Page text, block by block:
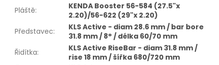
Pláště:
KENDA Booster 56-584 (27.5"x
2.20)/56-622 (29"x 2.20)
Představec:
KLS Active - diam 28.6 mm / bar bore
31.8 mm / 8° / délka 60/70 mm
Řidítka:
KLS Active RiseBar - diam 31.8 mm /
rise 18 mm / šířka 680/720 mm